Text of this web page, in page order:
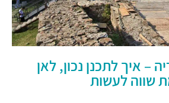
– איך לתכנן נכון, לאן
שווה לעשות